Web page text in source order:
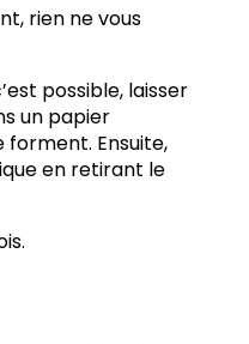
rien ne vous
possible, laisser
un papier
forment. Ensuite,
en retirant le